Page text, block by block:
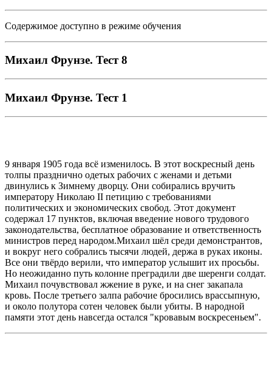
Содержимое доступно в режиме обучения
Михаил Фрунзе. Тест 8
Михаил Фрунзе. Тест 1
9 января 1905 года всё изменилось. В этот воскресный день
толпы празднично одетых рабочих с женами и детьми
двинулись к Зимнему дворцу. Они собирались вручить
императору Николаю II петицию с требованиями
политических и экономических свобод. Этот документ
содержал 17 пунктов, включая введение нового трудового
законодательства, бесплатное образование и ответственность
министров перед народом.Михаил шёл среди демонстрантов,
и вокруг него собрались тысячи людей, держа в руках иконы.
Все они твёрдо верили, что император услышит их просьбы.
Но неожиданно путь колонне преградили две шеренги солдат.
Михаил почувствовал жжение в руке, и на снег закапала
кровь. После третьего залпа рабочие бросились врассыпную,
и около полутора сотен человек были убиты. В народной
памяти этот день навсегда остался "кровавым воскресеньем".